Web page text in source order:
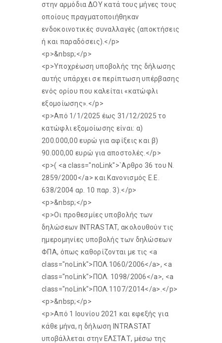
στην αρμόδια ΔΟΥ κατά τους μήνες τους
οποίους πραγματοποιήθηκαν
ενδοκοινοτικές συναλλαγές (αποκτήσεις
ή και παραδόσεις).</p>
<p>&nbsp;</p>
<p>Υποχρέωση υποβολής της δήλωσης
αυτής υπάρχει σε περίπτωση υπέρβασης
ενός ορίου που καλείται «κατώφλι
εξομοίωσης».</p>
<p>Από 1/1/2025 έως 31/12/2025 το
κατώφλι εξομοίωσης είναι: α)
200.000,00 ευρώ για αφίξεις και β)
90.000,00 ευρώ για αποστολές.</p>
<p>( <a class="noLink">`Αρθρο 36 του Ν.
2859/2000</a> και Κανονισμός Ε.Ε.
638/2004 αρ. 10 παρ. 3).</p>
<p>&nbsp;</p>
<p>Οι προθεσμίες υποβολής των
δηλώσεων INTRASTAT, ακολουθούν τις
ημερομηνίες υποβολής των δηλώσεων
ΦΠΑ, όπως καθορίζονται με τις <a
class="noLink">ΠΟΛ.1060/2006</a>, <a
class="noLink">ΠΟΛ. 1098/2006</a>, <a
class="noLink">ΠΟΛ.1107/2014</a>.</p>
<p>&nbsp;</p>
<p>Από 1 Ιουνίου 2021 και εφεξής για
κάθε μήνα, η δήλωση INTRASTAT
υποβάλλεται στην ΕΛΣΤΑΤ, μέσω της